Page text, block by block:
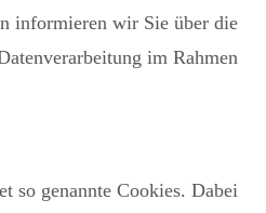
informieren wir Sie über die
im Rahmen
so genannte Cookies. Dabei